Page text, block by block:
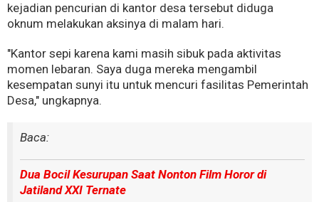
kejadian pencurian di kantor desa tersebut diduga
oknum melakukan aksinya di malam hari.
"Kantor sepi karena kami masih sibuk pada aktivitas
momen lebaran. Saya duga mereka mengambil
kesempatan sunyi itu untuk mencuri fasilitas Pemerintah
Desa," ungkapnya.
Baca:
Dua Bocil Kesurupan Saat Nonton Film Horor di
Jatiland XXI Ternate